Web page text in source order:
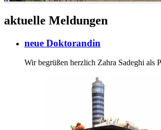
aktuelle Meldungen
neue Doktorandin
Wir begrüßen herzlich Zahra Sadeghi als